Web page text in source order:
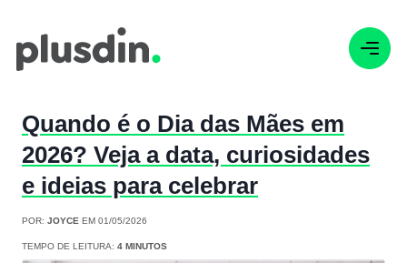
Quando é o Dia das Mães em
2026? Veja a data, curiosidades
e ideias para celebrar
POR: JOYCE EM 01/05/2026
TEMPO DE LEITURA: 4 MINUTOS